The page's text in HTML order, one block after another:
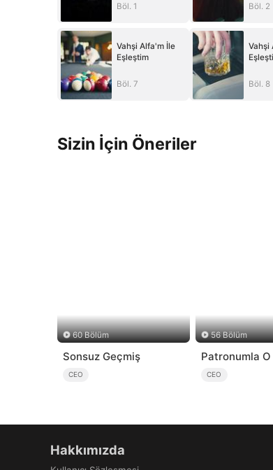
Böl. 1 Böl. 2
Vahşi Alfa'm İle
Eşleştim
Böl. 7
Vahşi
Böl. 8
Sizin İçin Öneriler
60 Bölüm
Sonsuz Geçmiş
CEO
56 Bölüm
Patronumla O
CEO
Hakkımızda